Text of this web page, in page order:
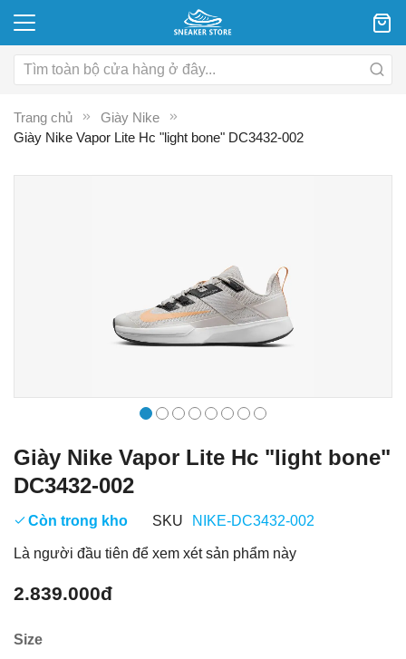
Trang chủ
Giày Nike
Giày Nike Vapor Lite Hc "light bone" DC3432-002
Giày Nike Vapor Lite Hc "light bone"
DC3432-002
Còn trong kho SKU NIKE-DC3432-002
Là người đầu tiên để xem xét sản phẩm này
2.839.000đ
Size